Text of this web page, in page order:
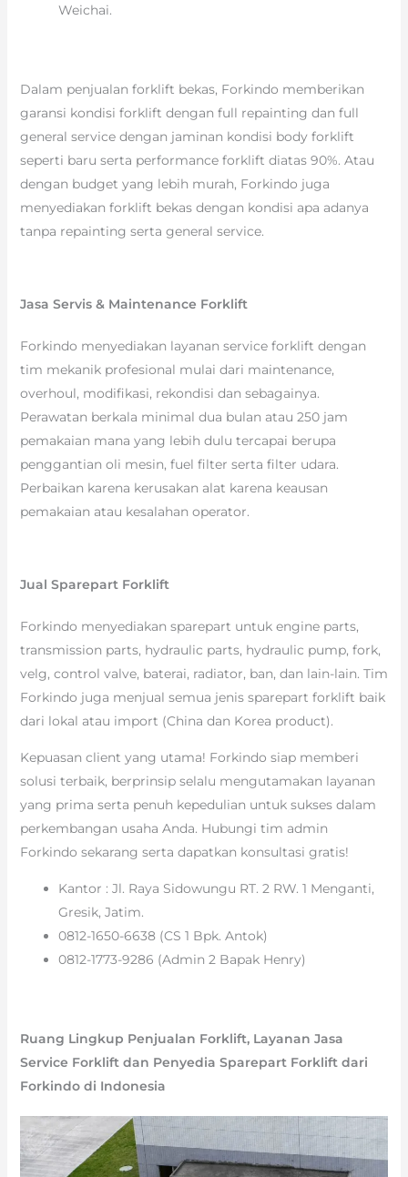
Weichai.
Dalam penjualan forklift bekas, Forkindo memberikan
garansi kondisi forklift dengan full repainting dan full
general service dengan jaminan kondisi body forklift
seperti baru serta performance forklift diatas 90%. Atau
dengan budget yang lebih murah, Forkindo juga
menyediakan forklift bekas dengan kondisi apa adanya
tanpa repainting serta general service.
Jasa Servis & Maintenance Forklift
Forkindo menyediakan layanan service forklift dengan
tim mekanik profesional mulai dari maintenance,
overhoul, modifikasi, rekondisi dan sebagainya.
Perawatan berkala minimal dua bulan atau 250 jam
pemakaian mana yang lebih dulu tercapai berupa
penggantian oli mesin, fuel filter serta filter udara.
Perbaikan karena kerusakan alat karena keausan
pemakaian atau kesalahan operator.
Jual Sparepart Forklift
Forkindo menyediakan sparepart untuk engine parts,
transmission parts, hydraulic parts, hydraulic pump, fork,
velg, control valve, baterai, radiator, ban, dan lain-lain. Tim
Forkindo juga menjual semua jenis sparepart forklift baik
dari lokal atau import (China dan Korea product).
Kepuasan client yang utama! Forkindo siap memberi
solusi terbaik, berprinsip selalu mengutamakan layanan
yang prima serta penuh kepedulian untuk sukses dalam
perkembangan usaha Anda. Hubungi tim admin
Forkindo sekarang serta dapatkan konsultasi gratis!
Kantor : Jl. Raya Sidowungu RT. 2 RW. 1 Menganti,
Gresik, Jatim.
0812-1650-6638 (CS 1 Bpk. Antok)
0812-1773-9286 (Admin 2 Bapak Henry)
Ruang Lingkup Penjualan Forklift, Layanan Jasa
Service Forklift dan Penyedia Sparepart Forklift dari
Forkindo di Indonesia